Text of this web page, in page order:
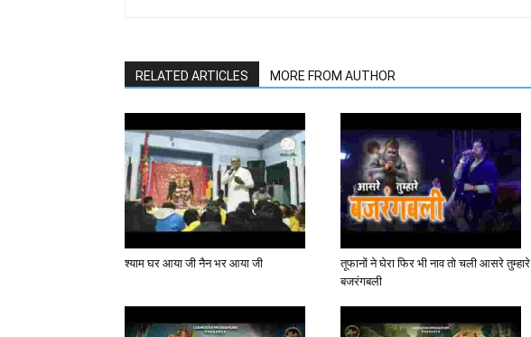
RELATED ARTICLES MORE FROM AUTHOR
श्याम घर आया जी नैन भर आया जी
तूफानों ने घेरा फिर भी नाव तो चली आसरे तुम्हारे
बजरंगबली